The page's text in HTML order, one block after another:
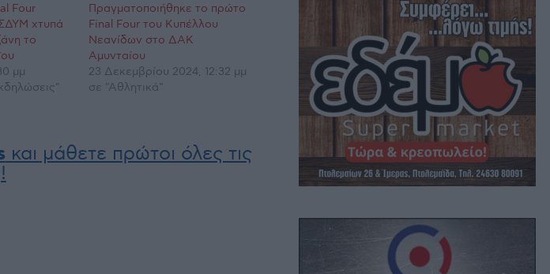
Four
χτυπά
το
μμ
Πραγματοποιήθηκε το πρώτο
Final Four του Κυπέλλου
Νεανίδων στο ΔΑΚ
Αμυνταίου
23 Δεκεμβρίου 2024, 12:32 μμ
σε "Αθλητικά"
και μάθετε πρώτοι όλες τις